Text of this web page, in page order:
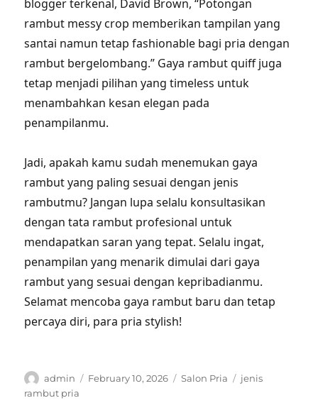
blogger terkenal, David Brown, “Potongan
rambut messy crop memberikan tampilan yang
santai namun tetap fashionable bagi pria dengan
rambut bergelombang.” Gaya rambut quiff juga
tetap menjadi pilihan yang timeless untuk
menambahkan kesan elegan pada
penampilanmu.
Jadi, apakah kamu sudah menemukan gaya
rambut yang paling sesuai dengan jenis
rambutmu? Jangan lupa selalu konsultasikan
dengan tata rambut profesional untuk
mendapatkan saran yang tepat. Selalu ingat,
penampilan yang menarik dimulai dari gaya
rambut yang sesuai dengan kepribadianmu.
Selamat mencoba gaya rambut baru dan tetap
percaya diri, para pria stylish!
Author
admin
Posted
February 10, 2026 Categories
Salon Pria Tags
jenis
rambut pria